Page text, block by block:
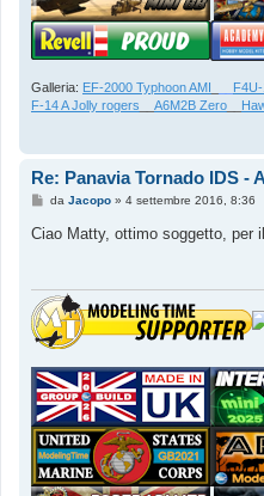
Galleria: EF-2000 Typhoon AMI
F-14 A Jolly rogers
A6M2B Zero
Re: Panavia Tornado IDS -
M
s
i
o
da Jacopo» 4 settembre 2016, 8:36
Ciao Matty, ottimo soggetto, per